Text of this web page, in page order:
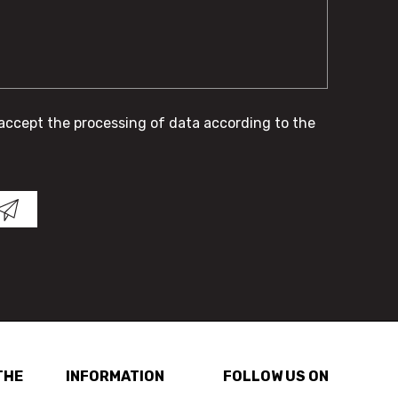
the processing of data according to the
INFORMATION FOLLOW US ON